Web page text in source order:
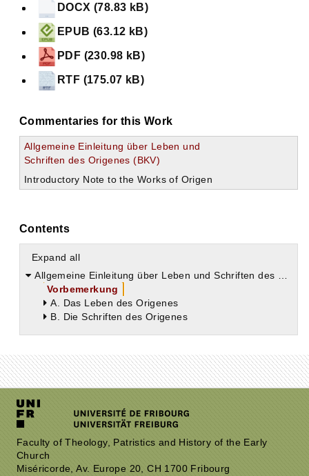
DOCX (78.83 kB)
EPUB (63.12 kB)
PDF (230.98 kB)
RTF (175.07 kB)
Commentaries for this Work
Allgemeine Einleitung über Leben und
Schriften des Origenes (BKV)
Introductory Note to the Works of Origen
Contents
Expand all
Allgemeine Einleitung über Leben und Schriften des Origenes
Vorbemerkung
A. Das Leben des Origenes
B. Die Schriften des Origenes
Faculty of Theology, Patristics and History of the Early
Church
Miséricorde, Av. Europe 20, CH 1700 Fribourg